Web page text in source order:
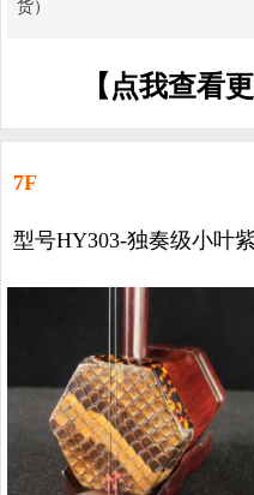
货）
【点我查看
7F
型号HY303-独奏级小叶